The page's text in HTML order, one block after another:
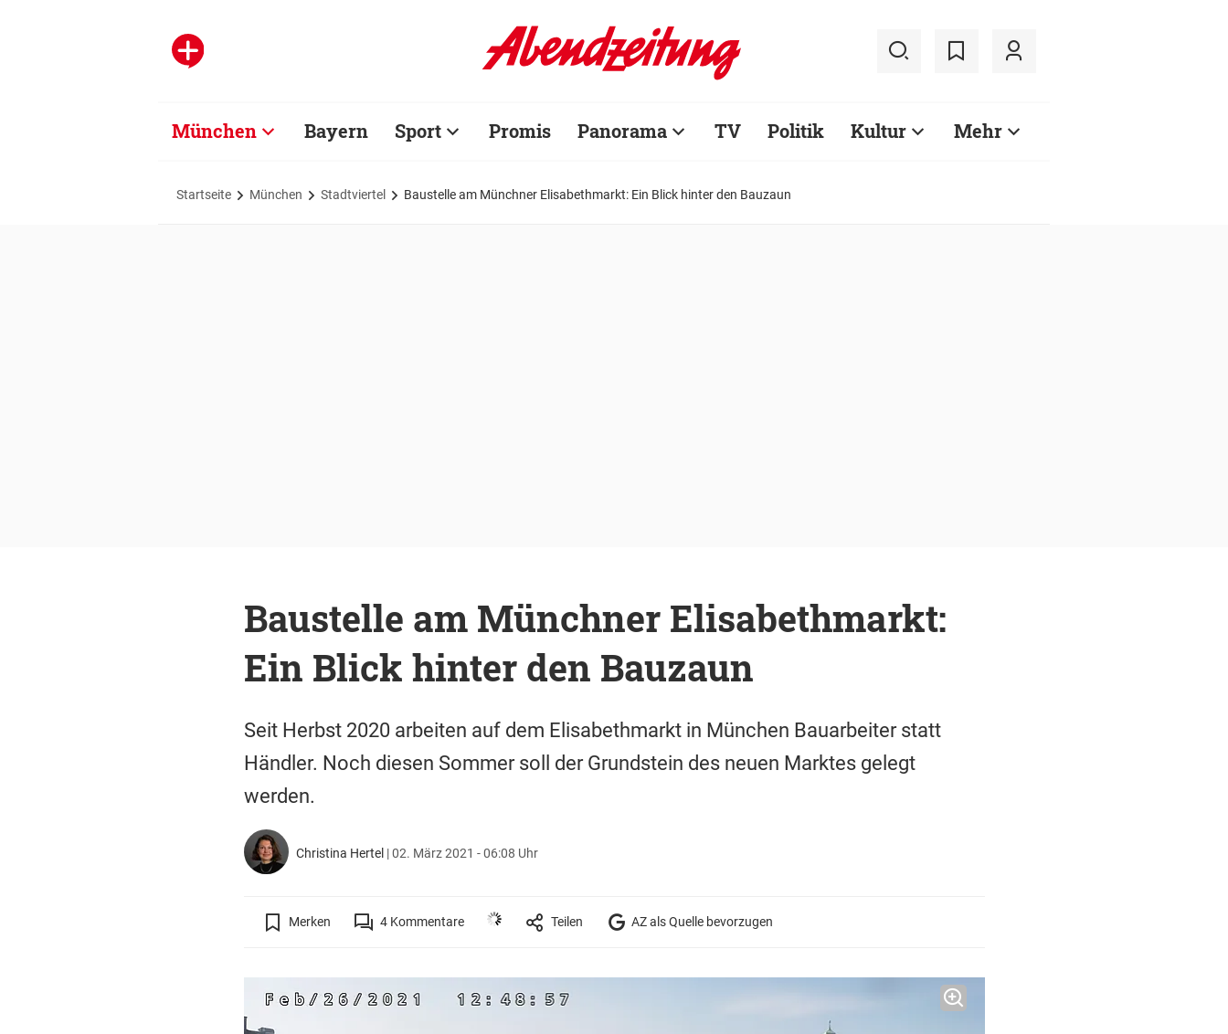
München Bayern Sport Promis Panorama TV Politik Kultur Mehr
Startseite München Stadtviertel Baustelle am Münchner Elisabethmarkt: Ein Blick hinter den Bauzaun
Baustelle am Münchner Elisabethmarkt:
Ein Blick hinter den Bauzaun
Seit Herbst 2020 arbeiten auf dem Elisabethmarkt in München Bauarbeiter statt
Händler. Noch diesen Sommer soll der Grundstein des neuen Marktes gelegt
werden.
Christina Hertel |02. März 2021 - 06:08 Uhr
Merken 4Kommentare Teilen AZ als Quelle bevorzugen